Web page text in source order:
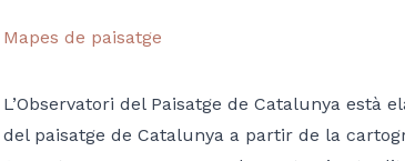
Mapes de paisatge
L’Observatori del Paisatge de Catalunya
del paisatge de Catalunya a partir de la